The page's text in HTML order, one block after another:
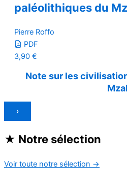
paléolithiques du
Pierre Roffo
PDF
3,90 €
Note sur les
›
★ Notre sélection
Voir toute notre sélection →